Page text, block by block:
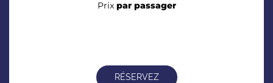
Prix par passager
RÉSERVEZ